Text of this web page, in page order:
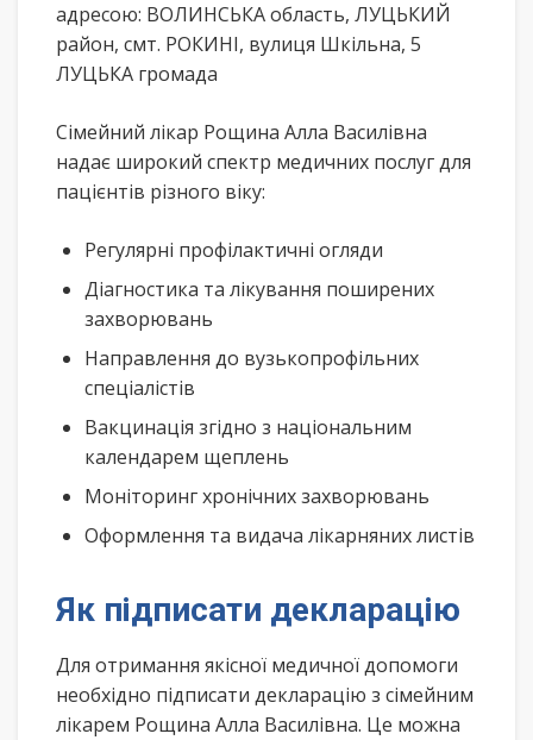
адресою: ВОЛИНСЬКА область, ЛУЦЬКИЙ
район, смт. РОКИНІ, вулиця Шкільна, 5
ЛУЦЬКА громада
Сімейний лікар Рощина Алла Василівна
надає широкий спектр медичних послуг для
пацієнтів різного віку:
Регулярні профілактичні огляди
Діагностика та лікування поширених
захворювань
Направлення до вузькопрофільних
спеціалістів
Вакцинація згідно з національним
календарем щеплень
Моніторинг хронічних захворювань
Оформлення та видача лікарняних листів
Як підписати декларацію
Для отримання якісної медичної допомоги
необхідно підписати декларацію з сімейним
лікарем Рощина Алла Василівна. Це можна